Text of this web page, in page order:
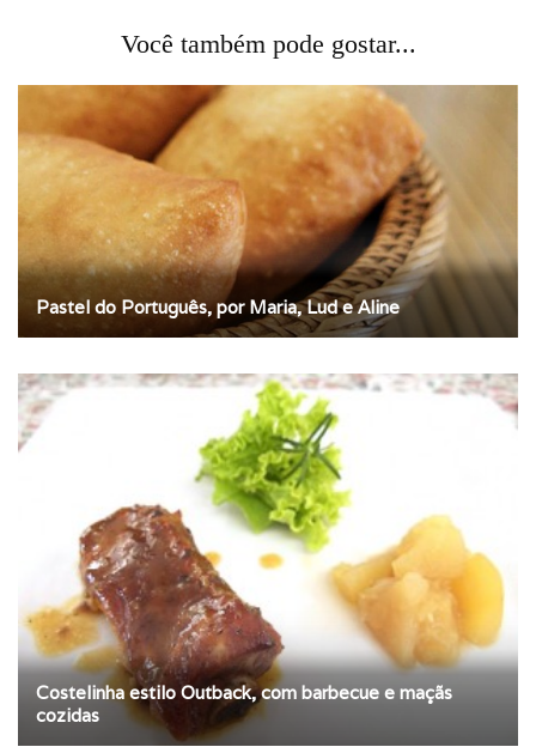
Você também pode gostar...
Pastel do Português, por Maria, Lud e Aline
Costelinha estilo Outback, com barbecue e maçãs
cozidas